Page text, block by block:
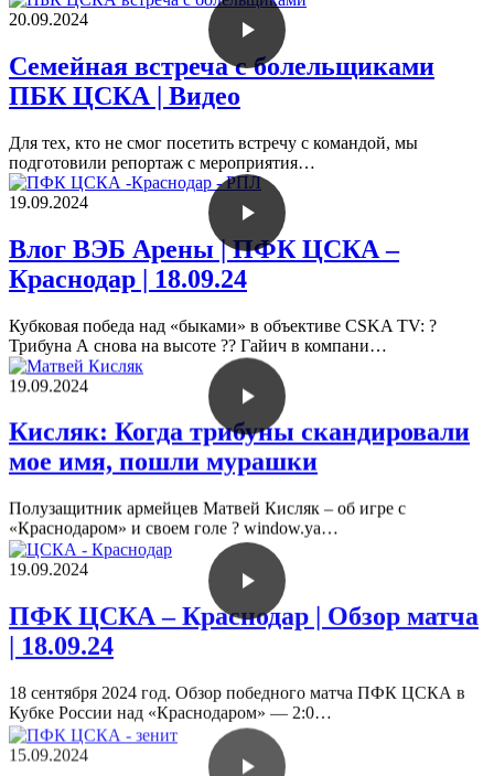
20.09.2024
Семейная встреча с болельщиками
ПБК ЦСКА | Видео
Для тех, кто не смог посетить встречу с командой, мы
подготовили репортаж с мероприятия…
19.09.2024
Влог ВЭБ Арены | ПФК ЦСКА –
Краснодар | 18.09.24
Кубковая победа над «быками» в объективе CSKA TV: ?
Трибуна А снова на высоте ?? Гайич в компани…
19.09.2024
Кисляк: Когда трибуны скандировали
мое имя, пошли мурашки
Полузащитник армейцев Матвей Кисляк – об игре с
«Краснодаром» и своем голе ? window.ya…
19.09.2024
ПФК ЦСКА – Краснодар | Обзор матча
| 18.09.24
18 сентября 2024 год. Обзор победного матча ПФК ЦСКА в
Кубке России над «Краснодаром» — 2:0…
15.09.2024